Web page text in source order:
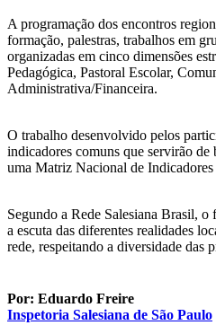
A programação dos encontros
formação, palestras, trabalhos em
organizadas em cinco dimensões
Pedagógica, Pastoral Escolar,
Administrativa/Financeira.
O trabalho desenvolvido pelos
indicadores comuns que servirão de
uma Matriz Nacional de
Segundo a Rede Salesiana Brasil,
a escuta das diferentes realidades
rede, respeitando a diversidade das
Por: Eduardo Freire
Inspetoria Salesiana de São Paulo